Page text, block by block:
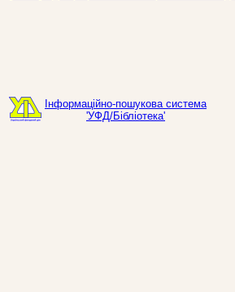
Інформаційно-пошукова система
'УФД/Бібліотека'